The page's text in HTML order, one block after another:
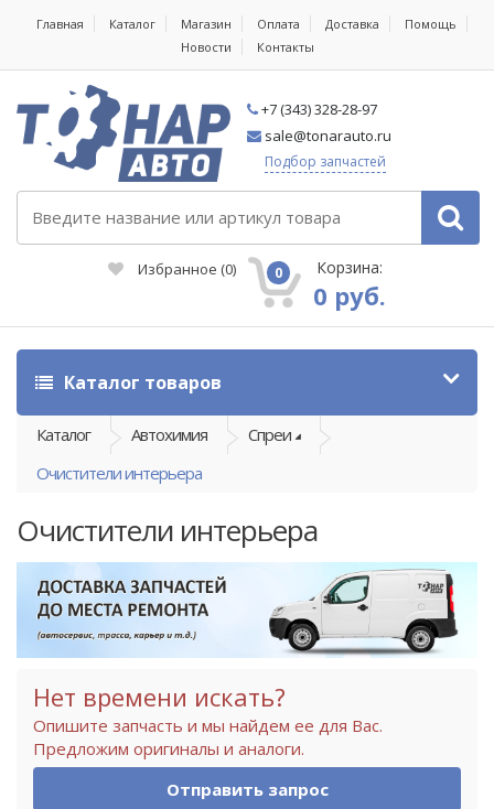
Главная Каталог Магазин Оплата Доставка
Помощь
Новости
Контакты
+7 (343) 328-28-97
sale@tonarauto.ru
Подбор запчастей
Избранное (0) 0 Корзина:
0 руб.
Каталог товаров
Каталог Автохимия
Спреи
Очистители интерьера
Очистители интерьера
Нет времени искать?
Опишите запчасть и мы найдем ее для Вас.
Предложим оригиналы и аналоги.
Отправить запрос